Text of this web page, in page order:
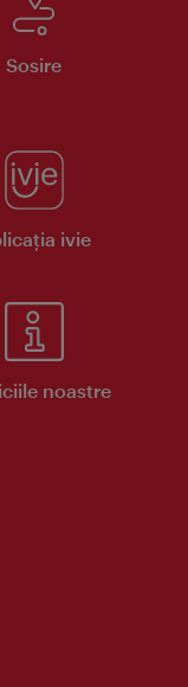
Sosire
ivie
noastre